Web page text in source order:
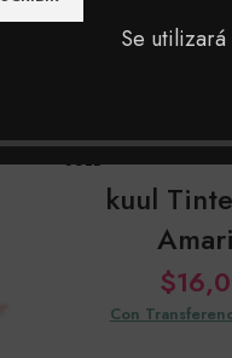
Se
SOLD
kuul
$
Con